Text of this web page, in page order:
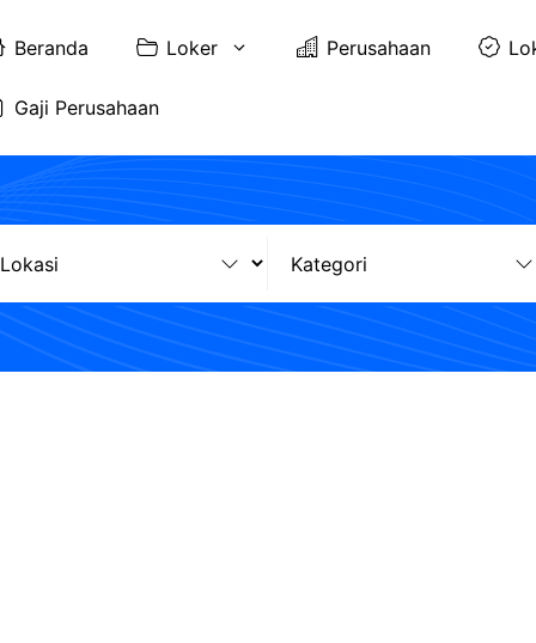
Beranda Loker Perusahaan
Gaji Perusahaan